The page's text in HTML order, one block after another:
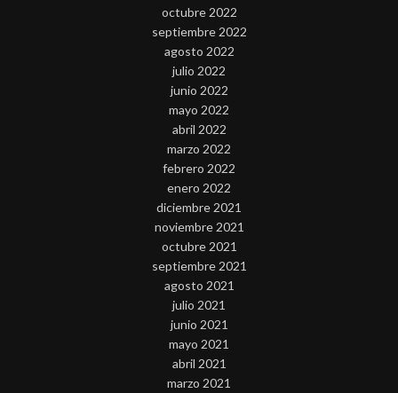
octubre 2022
septiembre 2022
agosto 2022
julio 2022
junio 2022
mayo 2022
abril 2022
marzo 2022
febrero 2022
enero 2022
diciembre 2021
noviembre 2021
octubre 2021
septiembre 2021
agosto 2021
julio 2021
junio 2021
mayo 2021
abril 2021
marzo 2021